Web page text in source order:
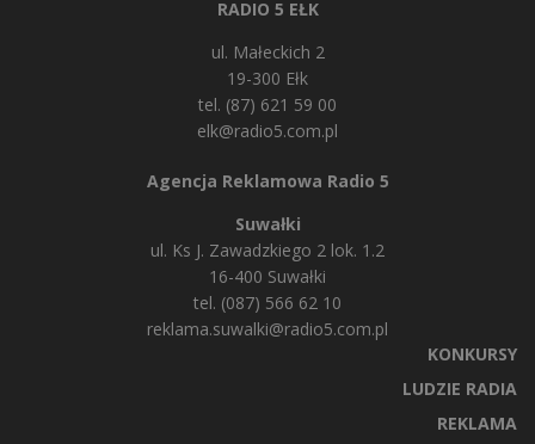
RADIO 5 EŁK
ul. Małeckich 2
19-300 Ełk
tel. (87) 621 59 00
elk@radio5.com.pl
Agencja Reklamowa Radio 5
Suwałki
ul. Ks J. Zawadzkiego 2 lok. 1.2
16-400 Suwałki
tel. (087) 566 62 10
reklama.suwalki@radio5.com.pl
KONKURSY
LUDZIE RADIA
REKLAMA